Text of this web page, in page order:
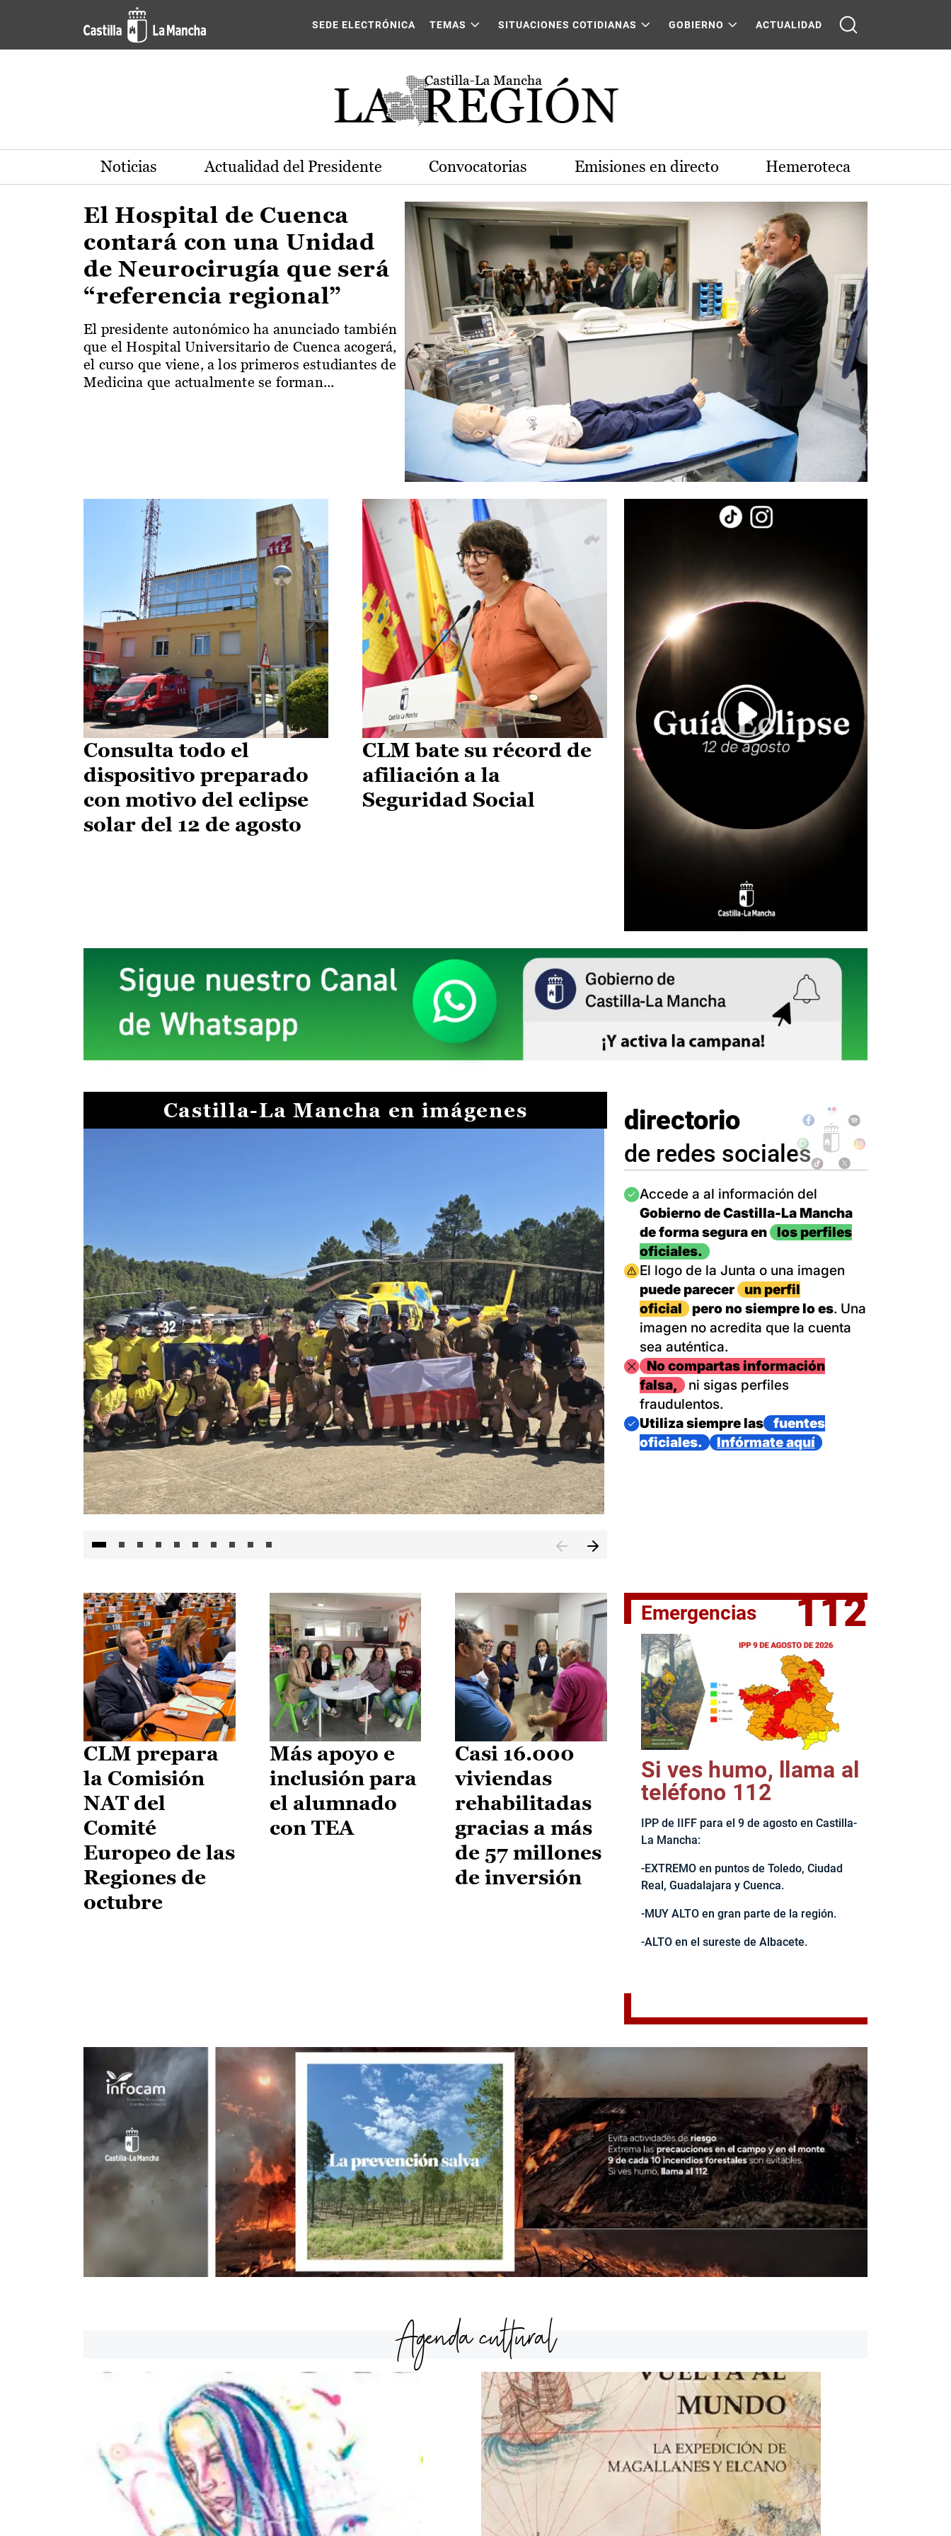
Pasar al contenido principal
Actualidad de la región de Castilla-La Mancha
SEDE ELECTRÓNICA TEMAS SITUACIONES COTIDIANAS GOBIERNO ACTUALIDAD
Noticias Actualidad del Presidente Convocatorias Emisiones en directo Hemeroteca
El Hospital de Cuenca
contará con una Unidad
de Neurocirugía que será
“referencia regional”
El presidente autonómico ha anunciado también
que el Hospital Universitario de Cuenca acogerá,
el curso que viene, a los primeros estudiantes de
Medicina que actualmente se forman...
Consulta todo el
dispositivo preparado
con motivo del eclipse
solar del 12 de agosto
CLM bate su récord de
afiliación a la
Seguridad Social
Castilla-La Mancha en imágenes
II Vuelta Ciclista CLM LEADER
directorio
de redes sociales
Imagen
Accede a al información del
Gobierno de Castilla-La Mancha
de forma segura en
los perfiles
oficiales.
Imagen
El logo de la Junta o una imagen
puede parecer
un perfil
oficial
pero no siempre lo es. Una
imagen no acredita que la cuenta
sea auténtica.
ImagenNo compartas información
falsa,
ni sigas perfiles
fraudulentos.
Imagen
Utiliza siempre las
fuentes
oficiales.
Infórmate aquí
CLM prepara
la Comisión
NAT del
Comité
Europeo de las
Regiones de
octubre
Más apoyo e
inclusión para
el alumnado
con TEA
Casi 16.000
viviendas
rehabilitadas
gracias a más
de 57 millones
de inversión
Emergencias 112
Si ves humo, llama al
teléfono 112
IPP de IIFF para el 9 de agosto en Castilla-
La Mancha:
-EXTREMO en puntos de Toledo, Ciudad
Real, Guadalajara y Cuenca.
-MUY ALTO en gran parte de la región.
-ALTO en el sureste de Albacete.
Agenda cultural